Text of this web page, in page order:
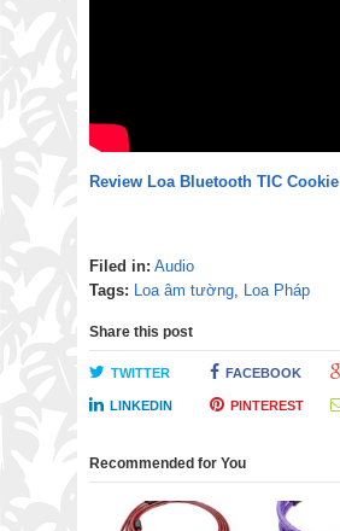
Review Loa Bluetooth TIC Cookie
Filed in: Audio
Tags:
Loa âm tường Loa Pháp
Share this post
TWITTER FACEBOOK
LINKEDIN PINTEREST
Recommended for You